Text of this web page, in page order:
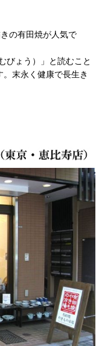
の有田焼が人気で
びょう）」と読むこと
末永く健康で長生き